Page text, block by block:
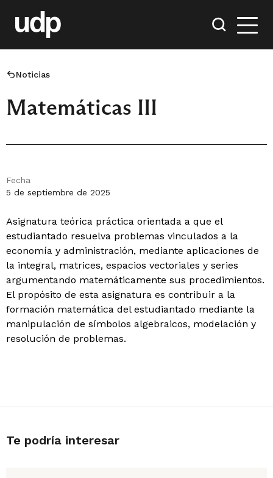
Noticias
Matemáticas III
Fecha
5 de septiembre de 2025
Asignatura teórica práctica orientada a que el
estudiantado resuelva problemas vinculados a la
economía y administración, mediante aplicaciones de
la integral, matrices, espacios vectoriales y series
argumentando matemáticamente sus procedimientos.
El propósito de esta asignatura es contribuir a la
formación matemática del estudiantado mediante la
manipulación de símbolos algebraicos, modelación y
resolución de problemas.
Te podría interesar